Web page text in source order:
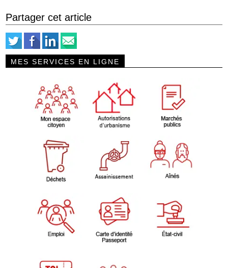
Partager cet article
MES SERVICES EN LIGNE